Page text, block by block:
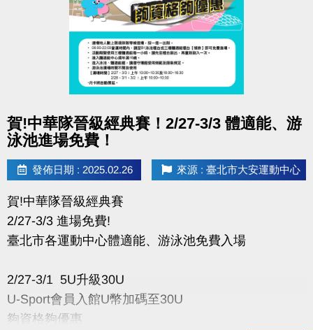
賀!中華隊晉級經典賽！2/27-3/3 體適能、游
泳池進場免費！
發佈日期 : 2025.02.26 來源 : 臺北市大安運動中心
賀!中華隊晉級經典賽
2/27-3/3 進場免費!
臺北市各運動中心體適能、游泳池免費入場
2/27-3/1 5U升級30U
U-Sport會員入館U幣加碼至30U
夠資格夠優惠